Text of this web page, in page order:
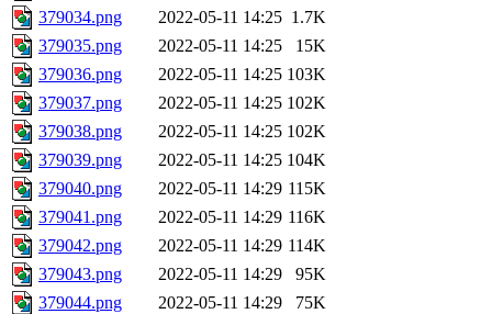
379034.png
2022-05-11 14:25 1.7K
379035.png
2022-05-11 14:25
15K
379036.png
2022-05-11 14:25 103K
379037.png
2022-05-11 14:25 102K
379038.png
2022-05-11 14:25 102K
379039.png
2022-05-11 14:25 104K
379040.png
2022-05-11 14:29 115K
379041.png
2022-05-11 14:29 116K
379042.png
2022-05-11 14:29 114K
379043.png
2022-05-11 14:29
95K
379044.png
2022-05-11 14:29
75K